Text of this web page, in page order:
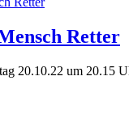
Retter
20.10.22 um 20.15